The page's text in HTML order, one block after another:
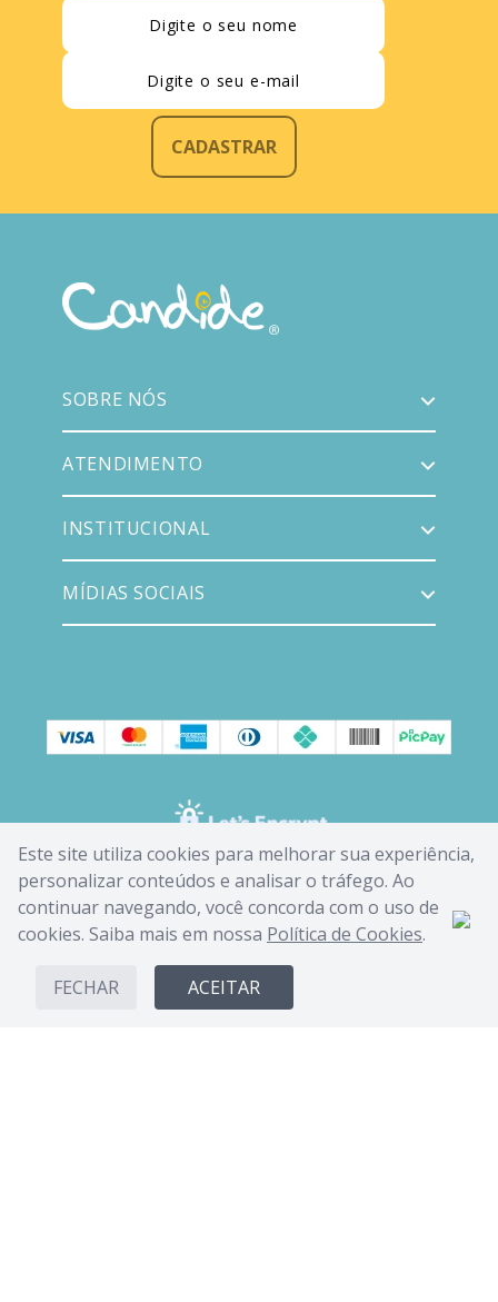
Este site utiliza cookies para melhorar sua experiência,
personalizar conteúdos e analisar o tráfego. Ao
continuar navegando, você concorda com o uso de
cookies. Saiba mais em nossa Política de Cookies.
FECHAR ACEITAR
CADASTRAR
SOBRE NÓS
ATENDIMENTO
INSTITUCIONAL
MÍDIAS SOCIAIS